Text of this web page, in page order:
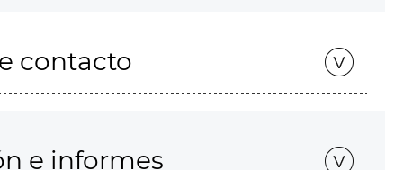
contacto
e informes